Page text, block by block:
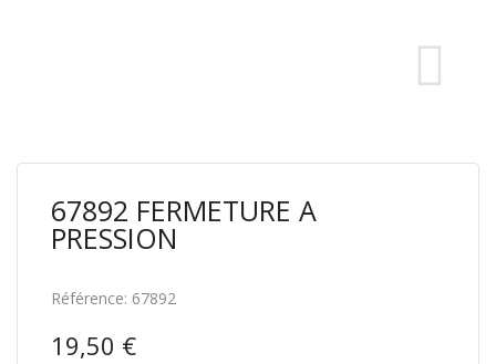
67892 FERMETURE A
PRESSION
Référence: 67892
19,50 €